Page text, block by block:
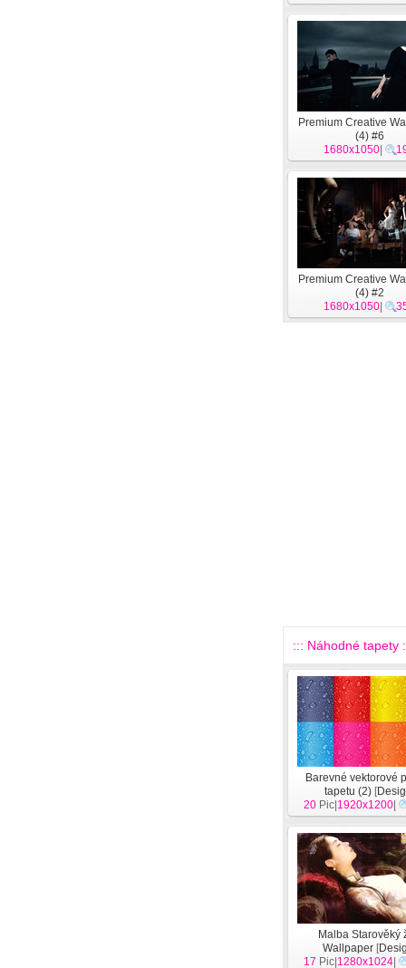
Premium Creative
(4) #6
1680x1050
Premium Creative
(4) #2
1680x1050
::: Náhodné tapety
Barevné vektorové
tapetu (2) [
20 Pic| 1920x1200
Malba Starověký
Wallpaper [
17 Pic| 1280x1024